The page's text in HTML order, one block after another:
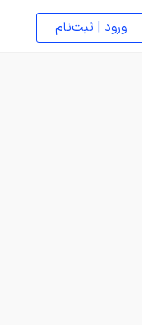
ورود | ثبت‌نام